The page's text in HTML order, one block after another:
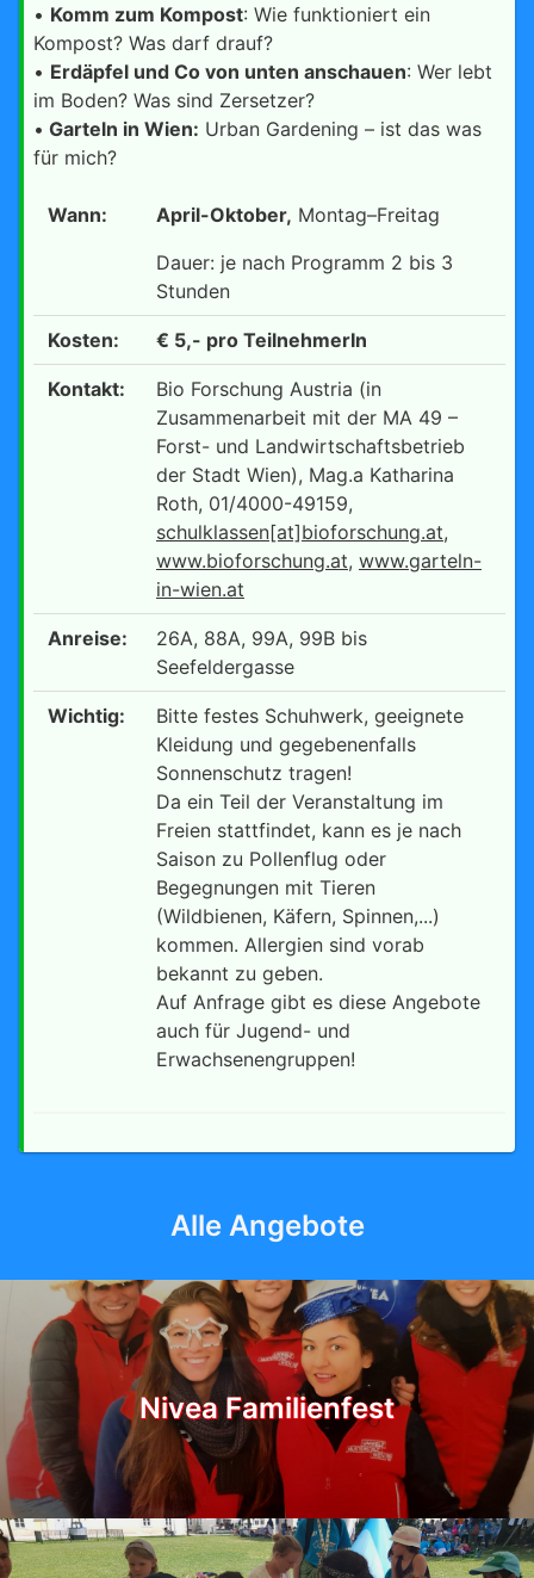
• Komm zum Kompost: Wie funktioniert ein
Kompost? Was darf drauf?
• Erdäpfel und Co von unten anschauen: Wer lebt
im Boden? Was sind Zersetzer?
• Garteln in Wien: Urban Gardening – ist das was
für mich?
Wann: April-Oktober, Montag–Freitag
Dauer: je nach Programm 2 bis 3
Stunden
Kosten: € 5,- pro TeilnehmerIn
Kontakt:
Bio Forschung Austria (in
Zusammenarbeit mit der MA 49 –
Forst- und Landwirtschaftsbetrieb
der Stadt Wien), Mag.a Katharina
Roth, 01/4000-49159,
schulklassen[at]bioforschung.at,
www.bioforschung.at, www.garteln-
in-wien.at
Anreise:
26A, 88A, 99A, 99B bis
Seefeldergasse
Wichtig:
Bitte festes Schuhwerk, geeignete
Kleidung und gegebenenfalls
Sonnenschutz tragen!
Da ein Teil der Veranstaltung im
Freien stattfindet, kann es je nach
Saison zu Pollenflug oder
Begegnungen mit Tieren
(Wildbienen, Käfern, Spinnen,...)
kommen. Allergien sind vorab
bekannt zu geben.
Auf Anfrage gibt es diese Angebote
auch für Jugend- und
Erwachsenengruppen!
Alle Angebote
Nivea Familienfest